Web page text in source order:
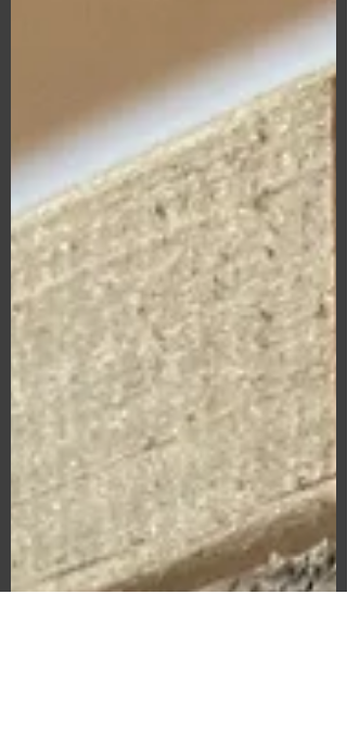
vidalama kullanıldığında olur ( bendeki